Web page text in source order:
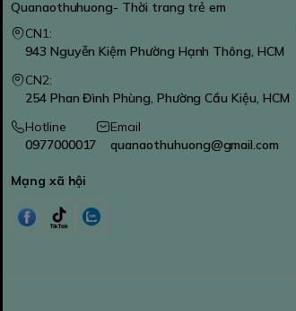
Quanaothuhuong- Thời trang trẻ em
CN1:
943 Nguyễn Kiệm Phường Hạnh Thông, HCM
CN2:
254 Phan Đình Phùng, Phường Cầu Kiệu, HCM
Hotline
0977000017
Email
quanaothuhuong@gmail.com
Mạng xã hội